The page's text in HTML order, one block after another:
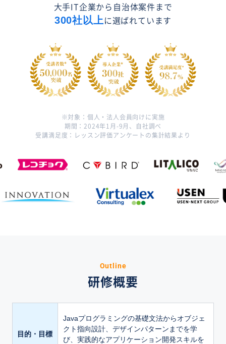
大手IT企業から自治体案件まで
300社以上に選ばれています
対象：個人・法人会員向けに実施
期間：2024年1月-9月、自社調べ
受講満足度：レッスン評価アンケートの集計結果より
Outline
研修概要
目的・目標
Javaプログラミングの基礎文法からオブジェ
クト指向設計、デザインパターンまでを学
び、実践的なアプリケーション開発スキルを